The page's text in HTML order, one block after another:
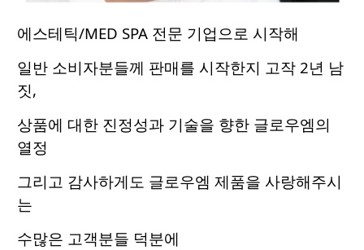
에스테틱/MED SPA 전문 기업으로 시작해
일반 소비자분들께 판매를 시작한지 고작 2년 남
짓,
상품에 대한 진정성과 기술을 향한 글로우엠의
열정
그리고 감사하게도 글로우엠 제품을 사랑해주시
는
수많은 고객분들 덕분에